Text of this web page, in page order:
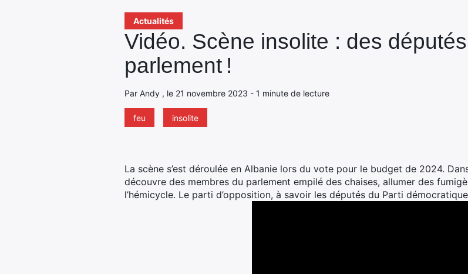
Actualités
Vidéo. Scène insolite : des
parlement !
Par Andy , le 21 novembre 2023 - 1 minute de lecture
feu insolite
La scène s’est déroulée en Albanie lors du vote pour le budget de 2024.
découvre des membres du parlement empilé des chaises, allumer des
l’hémicycle. Le parti d’opposition, à savoir les députés du Parti